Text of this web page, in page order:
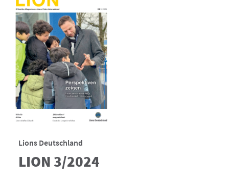
Lions Deutschland
LION 3/2024